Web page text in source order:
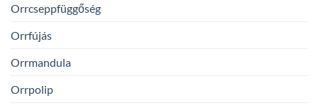
Orrcseppfüggőség
Orrfújás
Orrmandula
Orrpolip